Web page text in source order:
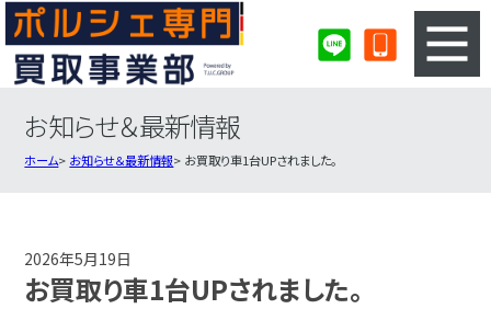
3ステップのカンタン査定
ポルシェ買取実績
お知らせ＆最新情報
ホーム お知らせ＆最新情報 お買取り車1台UPされました。
2026年5月19日
お買取り車1台UPされました。